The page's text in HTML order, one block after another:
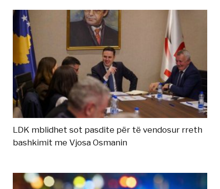
LDK mblidhet sot pasdite për të vendosur rreth
bashkimit me Vjosa Osmanin